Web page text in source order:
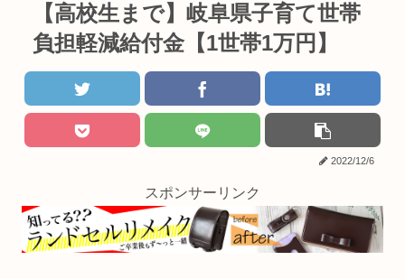
【高校生まで】岐阜県子育て世帯
負担軽減給付金【1世帯1万円】
2022/12/6
スポンサーリンク